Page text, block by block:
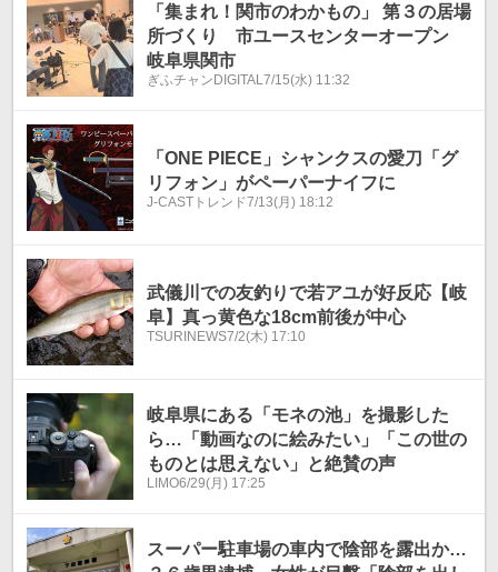
「集まれ！関市のわかもの」 第３の居場
所づくり 市ユースセンターオープン
岐阜県関市
ぎふチャンDIGITAL 7/15(水) 11:32
「ONE PIECE」シャンクスの愛刀「グ
リフォン」がペーパーナイフに
J-CASTトレンド7/13(月) 18:12
武儀川での友釣りで若アユが好反応【岐
阜】真っ黄色な18cm前後が中心
TSURINEWS7/2(木) 17:10
岐阜県にある「モネの池」を撮影した
ら…「動画なのに絵みたい」「この世の
ものとは思えない」と絶賛の声
LIMO6/29(月) 17:25
スーパー駐車場の車内で陰部を露出か…